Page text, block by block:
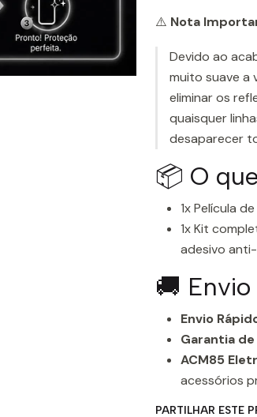
⚠️ Nota
Devido ao
muito suave a
eliminar os
quaisquer
desaparecer
📦 O
1x Película
1x Kit
adesivo
🚚
Envio
Garantia de
ACM85
acessórios
PARTILHAR ESTE